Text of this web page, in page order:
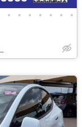
• • • • • • •